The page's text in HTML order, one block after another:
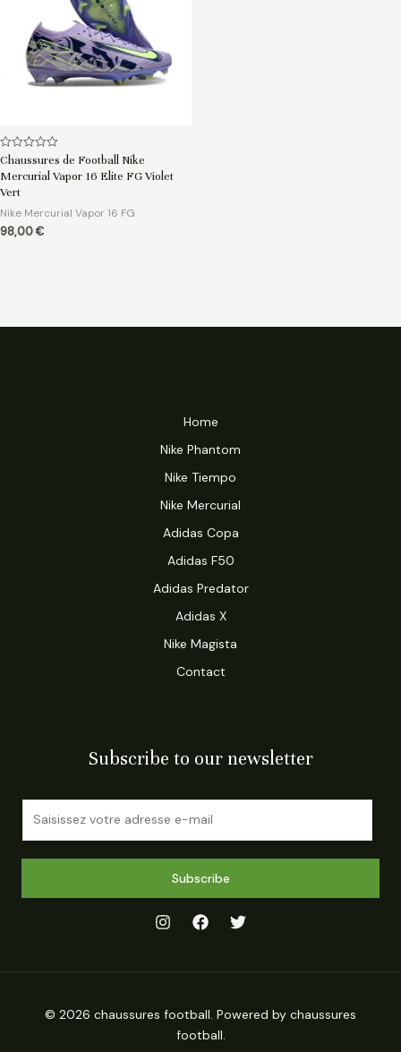
Note
sur
5
Chaussures de Football Nike
Mercurial Vapor 16 Elite FG Violet
Vert
Nike Mercurial Vapor 16 FG
98,00€
Home
Nike Phantom
Nike Tiempo
Nike Mercurial
Adidas Copa
Adidas F50
Adidas Predator
Adidas X
Nike Magista
Contact
Subscribe to our newsletter
Subscribe
© 2026 chaussures football. Powered by chaussures
football.